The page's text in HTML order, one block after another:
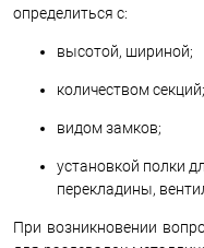
определиться с:
высотой, шириной;
количеством секций;
видом замков;
установкой полки
перекладины,
При возникновении